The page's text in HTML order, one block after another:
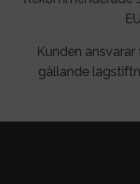
Kunden
gällande